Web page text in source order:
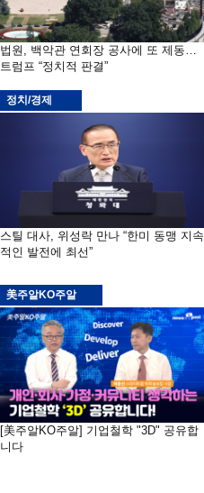
법원, 백악관 연회장 공사에 또 제동…
트럼프 “정치적 판결”
정치/경제
스틸 대사, 위성락 만나 “한미 동맹 지속
적인 발전에 최선”
美주알KO주알
[美주알KO주알] 기업철학 "3D" 공유합
니다